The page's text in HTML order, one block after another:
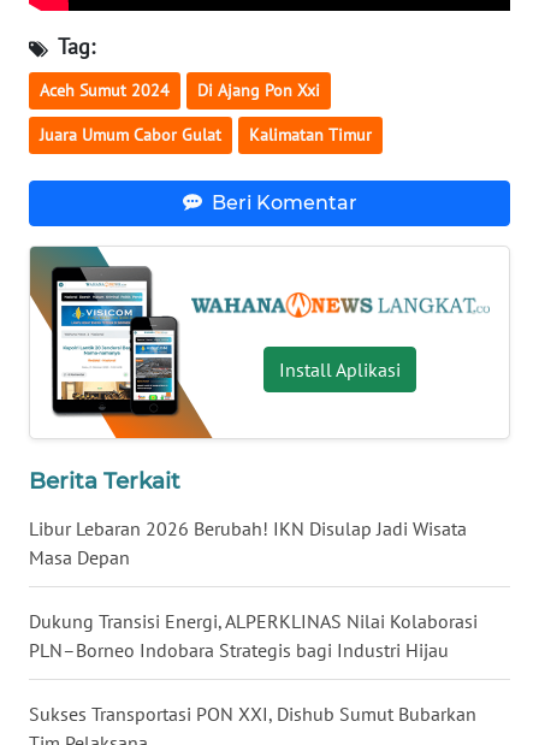
Tag:
Aceh Sumut 2024 Di Ajang Pon Xxi
Juara Umum Cabor Gulat Kalimatan Timur
Beri Komentar
Install Aplikasi
Berita Terkait
Libur Lebaran 2026 Berubah! IKN Disulap Jadi Wisata
Masa Depan
Dukung Transisi Energi, ALPERKLINAS Nilai Kolaborasi
PLN–Borneo Indobara Strategis bagi Industri Hijau
Sukses Transportasi PON XXI, Dishub Sumut Bubarkan
BALI
WN
KALBAR
WN
KALTARA
WN
KALSEL
WN
SULSEL
WN
GORONTALO
SULUT